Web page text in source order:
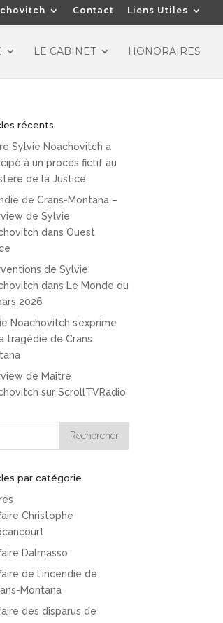
Contact Liens Utiles
LE CABINET HONORAIRES
récents
Sylvie Noachovitch a
à un procès fictif au
de la Justice
de Crans-Montana –
de Sylvie
dans Ouest
de Sylvie
dans Le Monde du
2026
Noachovitch s’exprime
tragédie de Crans
de Maître
sur ScrollTVRadio
par catégorie
Christophe
Dalmasso
de l'incendie de
Montana
des disparus de